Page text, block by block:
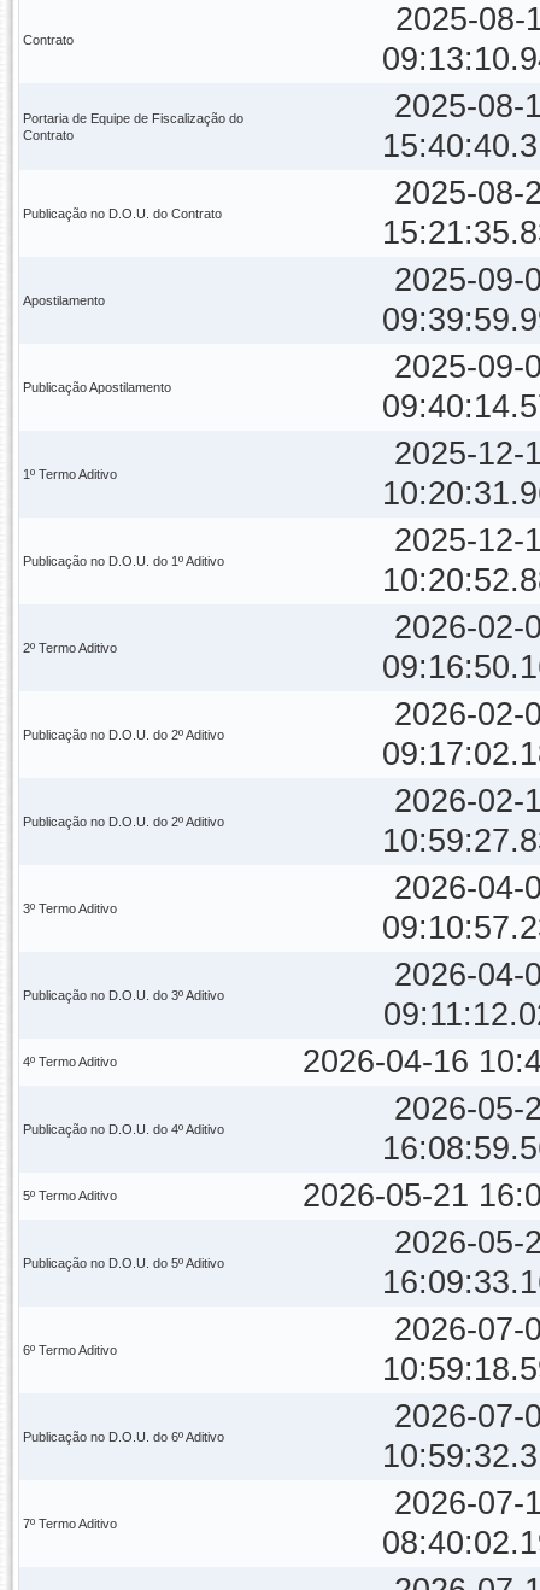
Contrato
2025-08-
Portaria de Equipe de Fiscalização do
Contrato
2025-08-
Publicação no D.O.U. do Contrato
2025-08-
Apostilamento
2025-09-
Publicação Apostilamento
2025-09-
1º Termo Aditivo
2025-12-
Publicação no D.O.U. do 1º Aditivo
2025-12-
2º Termo Aditivo
2026-02-
Publicação no D.O.U. do 2º Aditivo
2026-02-
Publicação no D.O.U. do 2º Aditivo
2026-02-
3º Termo Aditivo
2026-04-
Publicação no D.O.U. do 3º Aditivo
2026-04-
4º Termo Aditivo 2026-04-16
Publicação no D.O.U. do 4º Aditivo
2026-05-
5º Termo Aditivo 2026-05-21
Publicação no D.O.U. do 5º Aditivo
2026-05-
6º Termo Aditivo
2026-07-
Publicação no D.O.U. do 6º Aditivo
2026-07-
7º Termo Aditivo
2026-07-